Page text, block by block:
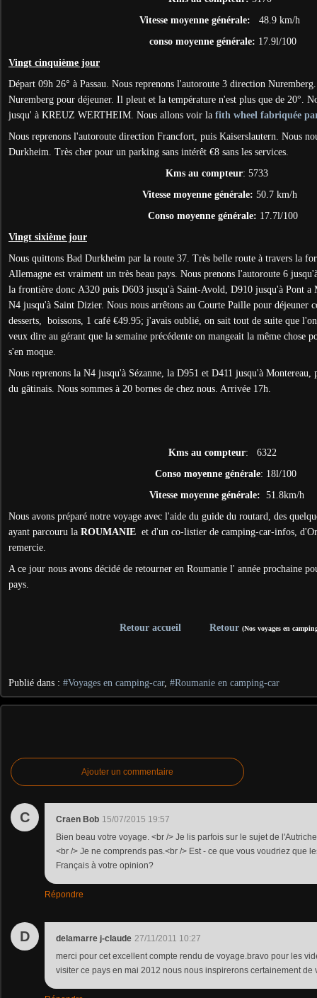
Vitesse moyenne générale: 48.9 km/h
conso moyenne générale: 17.9l/100
Vingt cinquième jour
Départ 09h 26° à Passau. Nous reprenons l'autoroute 3 direction
Nuremberg pour déjeuner. Il pleut et la température n'est plus que de 20°.
jusqu' à KREUZ WERTHEIM. Nous allons voir la fith wheel fabriquée
Nous reprenons l'autoroute direction Francfort, puis Kaiserslautern. Nous
Durkheim. Très cher pour un parking sans intérêt €8 sans les services.
Kms au compteur: 5733
Vitesse moyenne générale:50.7 km/h
Conso moyenne générale: 17.7l/100
Vingt sixième jour
Nous quittons Bad Durkheim par la route 37. Très belle route à travers la
Allemagne est vraiment un très beau pays. Nous prenons l'autoroute 6
la frontière donc A320 puis D603 jusqu'à Saint-Avold, D910 jusqu'à Pont a
N4 jusqu'à Saint Dizier. Nous nous arrêtons au Courte Paille pour déjeuner
desserts, boissons, 1 café €49.95; j'avais oublié, on sait tout de suite que
veux dire au gérant que la semaine précédente on mangeait la même chose
s'en moque.
Nous reprenons la N4 jusqu'à Sézanne, la D951 et D411 jusqu'à Montereau,
du gâtinais. Nous sommes à 20 bornes de chez nous. Arrivée 17h.
Kms au compteur: 6322
Conso moyenne générale: 18l/100
Vitesse moyenne générale: 51.8km/h
Nous avons préparé notre voyage avec l'aide du guide du routard, des
ayant parcouru la ROUMANIE et d'un co-listier de camping-car-infos,
remercie.
A ce jour nous avons décidé de retourner en Roumanie l' année prochaine
pays.
Retour accueil Retour (Nos voyages en
Publié dans : #Voyages en camping-car, #Roumanie en camping-car
Ajouter un commentaire
C Craen Bob 15/07/2015 19:57
Bien beau votre voyage. <br /> Je lis parfois sur le sujet de
<br /> Je ne comprends pas.<br /> Est - ce que vous voudriez que
Français à votre opinion?
Répondre
D delamarre j-claude 27/11/2011 10:27
merci pour cet excellent compte rendu de voyage.bravo pour les
visiter ce pays en mai 2012 nous nous inspirerons certainement de